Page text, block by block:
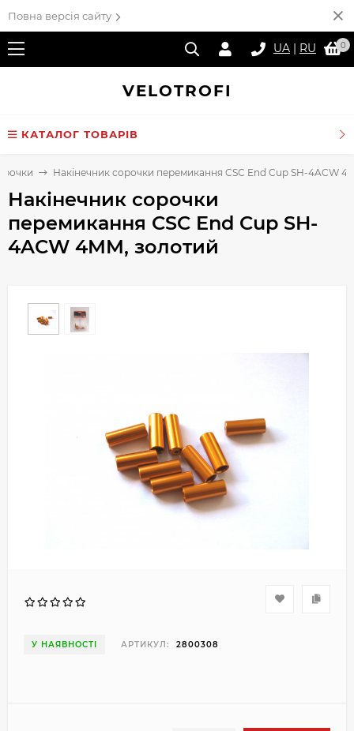
Повна версія сайту
UA | RU 0
VELOTROFI
КАТАЛОГ ТОВАРІВ
Накінечник сорочки перемикання CSC End Cup SH-4ACW
Накінечник сорочки
перемикання CSC End Cup SH-
4ACW 4MM, золотий
У НАЯВНОСТІ АРТИКУЛ: 2800308